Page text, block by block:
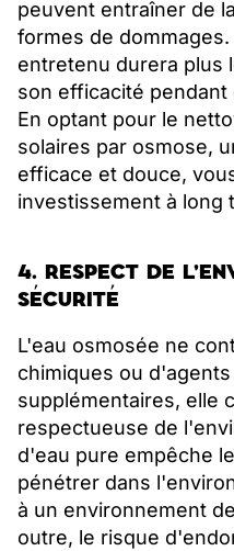
peuvent entraîner de
formes de
entretenu durera plus
son efficacité
En optant pour le
solaires par osmose,
efficace et douce,
investissement à long
4. RESPECT DE
SÉCURITÉ
L'eau osmosée ne
chimiques ou
supplémentaires, elle
respectueuse de
d'eau pure empêche
pénétrer dans
à un environnement
outre, le risque